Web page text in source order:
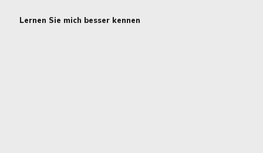
Lernen Sie mich besser kennen